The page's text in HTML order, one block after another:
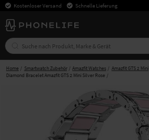
Kostenloser Versand Schnelle Lieferung
Home Smartwatch Zubehör Amazfit Watches
Amazfit GTS 2 Mini
Diamond Bracelet Amazfit GTS 2 Mini Silver Rose